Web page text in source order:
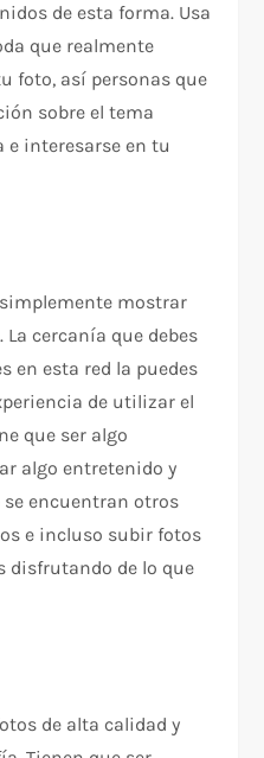
de esta forma. Usa
que realmente
foto, así personas que
sobre el tema
e interesarse en tu
mostrar
cercanía que debes
en esta red la puedes
de utilizar el
que ser algo
algo entretenido y
encuentran otros
e incluso subir fotos
disfrutando de lo que
de alta calidad y